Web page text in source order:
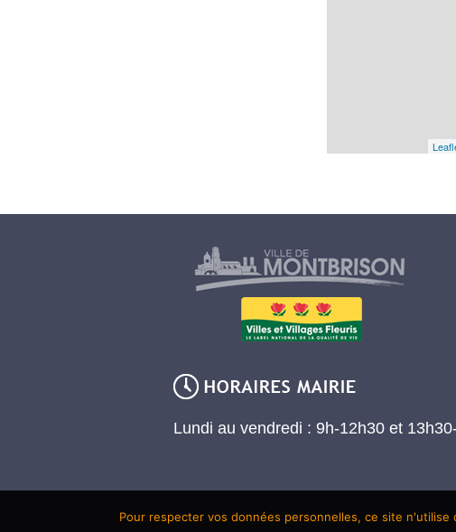
Lundi au vendredi : 9h-12h30 et
Pour respecter vos données personnelles, ce site